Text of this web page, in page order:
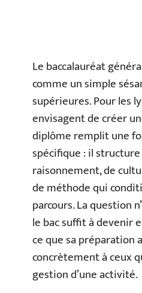
Le baccalauréat
comme un simple
supérieures. Pour les
envisagent de créer
diplôme remplit une
spécifique : il
raisonnement, de
de méthode qui
parcours. La question
le bac suffit à devenir
ce que sa préparation
concrètement à ceux
gestion d’une activité.